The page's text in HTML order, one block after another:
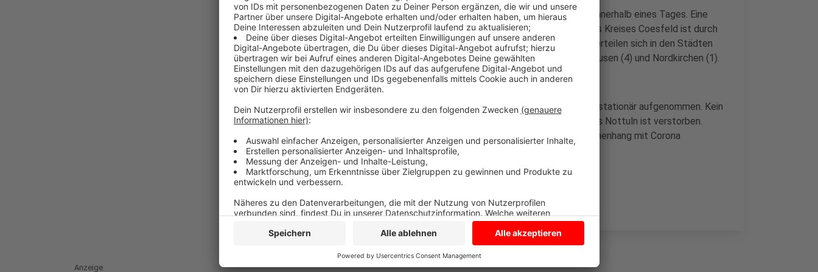
Es registrierte zehn neue positive Befunde mit dem Coronavirus innerhalb eines Tages. Eine
Differenz zu den Angaben im Dashboard auf der Internetseite des Kreises Coesfeld ist durch
eine Nachmeldung aus Dülmen entstanden. Die Neuinfektionen verteilen sich in den Städten
und Gemeinden: Coesfeld (2), Dülmen (2), Havixbeck (1), Lüdinghausen (4) und Nordkirchen (1).
In den Krankenhäusern sind 39 Personen aus dem Kreis Coesfeld stationär aufgenommen. Kein
Patient wird intensivmedizinisch behandelt. Eine ältere Person aus Nottuln ist verstorben.
Damit sind insgesamt 47 Menschen im Kreis Coesfeld im Zusammenhang mit Corona
verstorben.
Anzeige
Anzeige